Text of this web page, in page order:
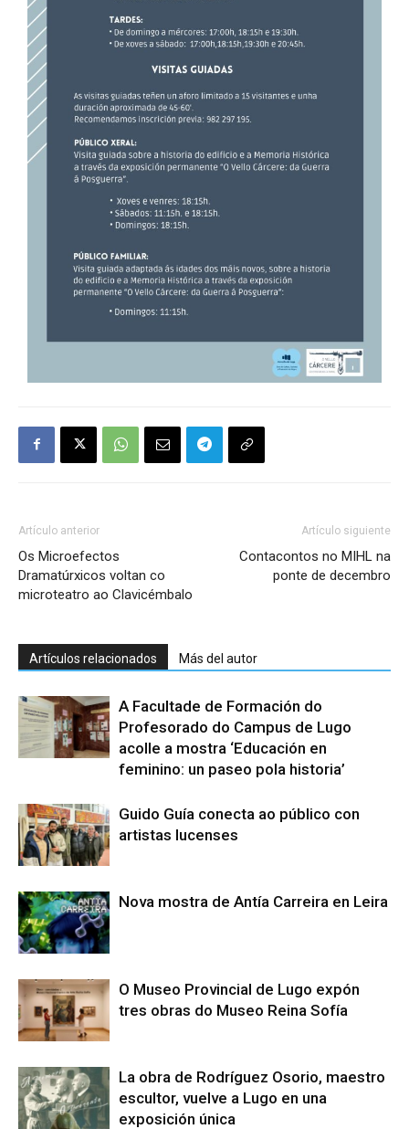
Artículo anterior
Os Microefectos
Dramatúrxicos voltan co
microteatro ao Clavicémbalo
Artículo siguiente
Contacontos no MIHL na
ponte de decembro
Artículos relacionados Más del autor
A Facultade de Formación do
Profesorado do Campus de Lugo
acolle a mostra ‘Educación en
feminino: un paseo pola historia’
Guido Guía conecta ao público con
artistas lucenses
Nova mostra de Antía Carreira en Leira
O Museo Provincial de Lugo expón
tres obras do Museo Reina Sofía
La obra de Rodríguez Osorio, maestro
escultor, vuelve a Lugo en una
exposición única